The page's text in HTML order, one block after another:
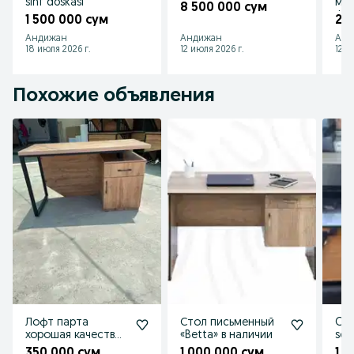
sinf doskasi
1 500 000 сум
Андижан
18 июля 2026 г.
8 500 000 сум
Андижан
12 июля 2026 г.
12
Похожие объявления
Лофт парта
хорошая качество
гарантия есть
Стол письменный
«Betta» в наличии